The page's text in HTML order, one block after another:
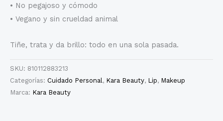
• No pegajoso y cómodo
• Vegano y sin crueldad animal
Tiñe, trata y da brillo: todo en una sola pasada.
SKU: 810112883213
Categorías: Cuidado Personal, Kara Beauty, Lip, Makeup
Marca: Kara Beauty